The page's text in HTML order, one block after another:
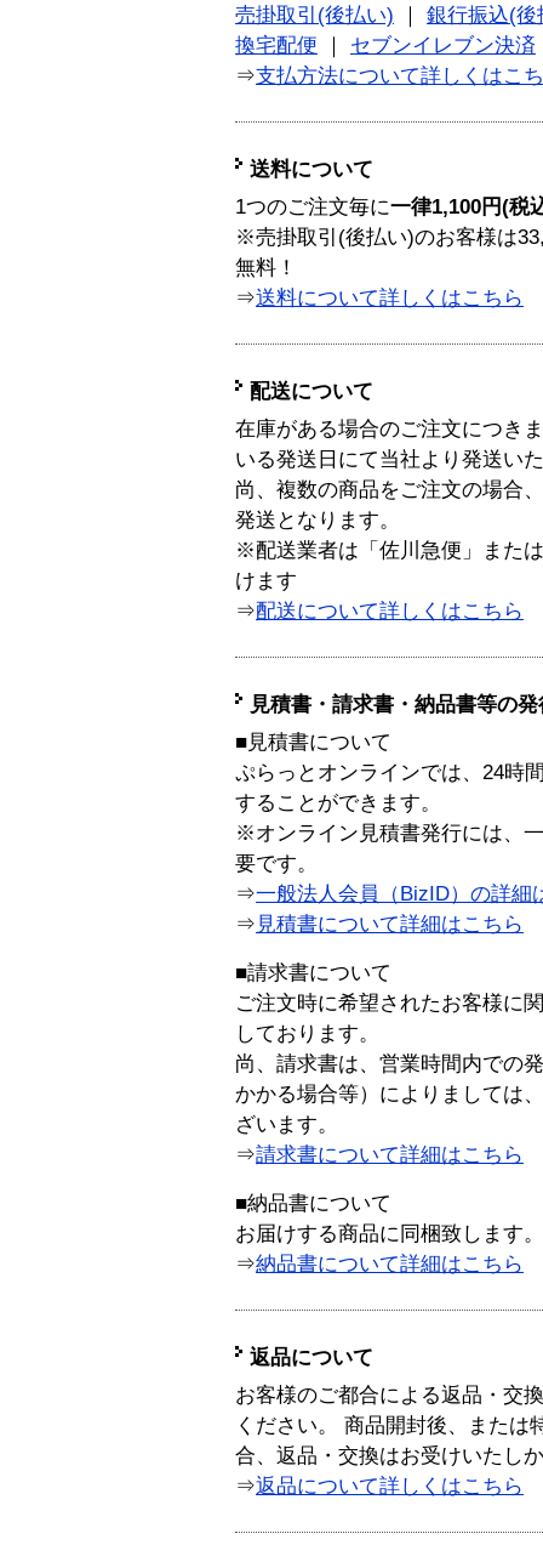
売掛取引(後払い)
銀行振込(後
換宅配便
セブンイレブン決済
⇒支払方法について詳しくはこ
送料について
1つのご注文毎に一律1,100円(税
※売掛取引(後払い)のお客様は
無料！
⇒送料について詳しくはこちら
配送について
在庫がある場合のご注文につき
いる発送日にて当社より発送い
尚、複数の商品をご注文の場合
発送となります。
※配送業者は「佐川急便」また
けます
⇒配送について詳しくはこちら
見積書・請求書・納品書等の
■見積書について
ぷらっとオンラインでは、24時
することができます。
※オンライン見積書発行には、
要です。
⇒一般法人会員（BizID）の詳細
⇒ 見積書について詳細はこちら
■請求書について
ご注文時に希望されたお客様に
しております。
尚、請求書は、営業時間内での
かかる場合等）によりましては
ざいます。
⇒請求書について詳細はこちら
■納品書について
お届けする商品に同梱致します。
⇒納品書について詳細はこちら
返品について
お客様のご都合による返品・交
ください。 商品開封後、または
合、返品・交換はお受けいたし
⇒返品について詳しくはこちら